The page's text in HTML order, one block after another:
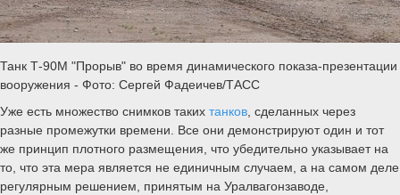
Танк Т-90М "Прорыв" во время динамического показа-презентации
вооружения - Фото: Сергей Фадеичев/ТАСС
Уже есть множество снимков таких танков, сделанных через
разные промежутки времени. Все они демонстрируют один и тот
же принцип плотного размещения, что убедительно указывает на
то, что эта мера является не единичным случаем, а на самом деле
регулярным решением, принятым на Уралвагонзаводе,